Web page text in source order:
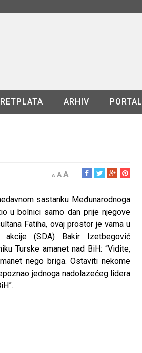
ARHIV PORTAL
A AA
sastanku Međunarodnoga
u bolnici samo dan prije njegove
Fatiha, ovaj prostor je vama u
akcije (SDA) Bakir Izetbegović
Turske amanet nad BiH: “Vidite,
nego briga. Ostaviti nekome
jednoga nadolazećeg lidera